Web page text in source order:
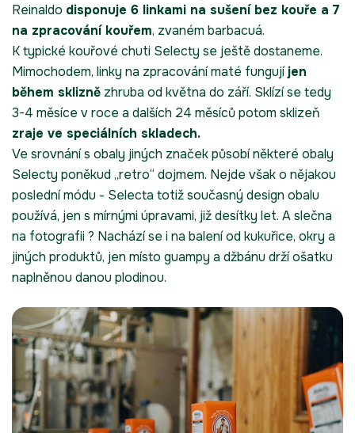
Reinaldo disponuje 6 linkami na sušení bez kouře a 7
na zpracování kouřem, zvaném barbacuá.
K typické kouřové chuti Selecty se ještě dostaneme.
Mimochodem, linky na zpracování maté fungujíjen
během sklizně zhruba od května do září. Sklízí se tedy
3-4 měsíce v roce a dalších 24 měsíců potom sklizeň
zraje ve speciálních skladech.
Ve srovnání s obaly jiných značek působí některé obaly
Selecty poněkud „retro“ dojmem. Nejde však o nějakou
poslední módu - Selecta totiž současný design obalu
používá, jen s mírnými úpravami, již desítky let. A slečna
na fotografii ? Nachází se i na balení od kukuřice, okry a
jiných produktů, jen místo guampy a džbánu drží ošatku
naplněnou danou plodinou.